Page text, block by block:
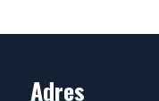
Adres